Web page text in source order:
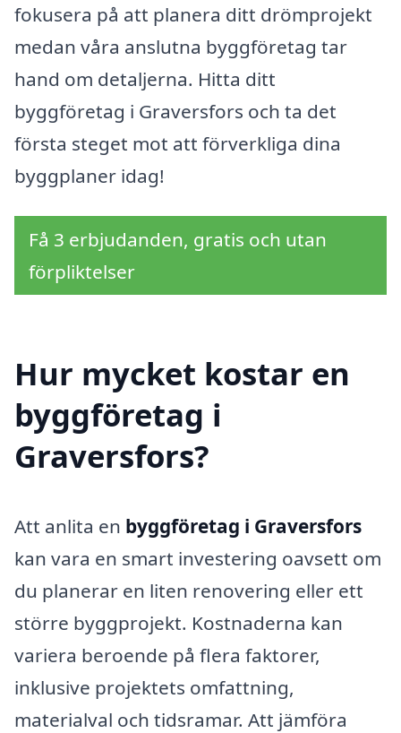
fokusera på att planera ditt drömprojekt
medan våra anslutna byggföretag tar
hand om detaljerna. Hitta ditt
byggföretag i Graversfors och ta det
första steget mot att förverkliga dina
byggplaner idag!
Få 3 erbjudanden, gratis och utan
förpliktelser
Hur mycket kostar en
byggföretag i
Graversfors?
Att anlita en byggföretag i Graversfors
kan vara en smart investering oavsett om
du planerar en liten renovering eller ett
större byggprojekt. Kostnaderna kan
variera beroende på flera faktorer,
inklusive projektets omfattning,
materialval och tidsramar. Att jämföra